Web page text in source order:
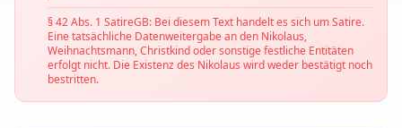
§ 42 Abs. 1 SatireGB: Bei diesem Text handelt es sich um Satire.
Eine tatsächliche Datenweitergabe an den Nikolaus,
Weihnachtsmann, Christkind oder sonstige festliche Entitäten
erfolgt nicht. Die Existenz des Nikolaus wird weder bestätigt noch
bestritten.